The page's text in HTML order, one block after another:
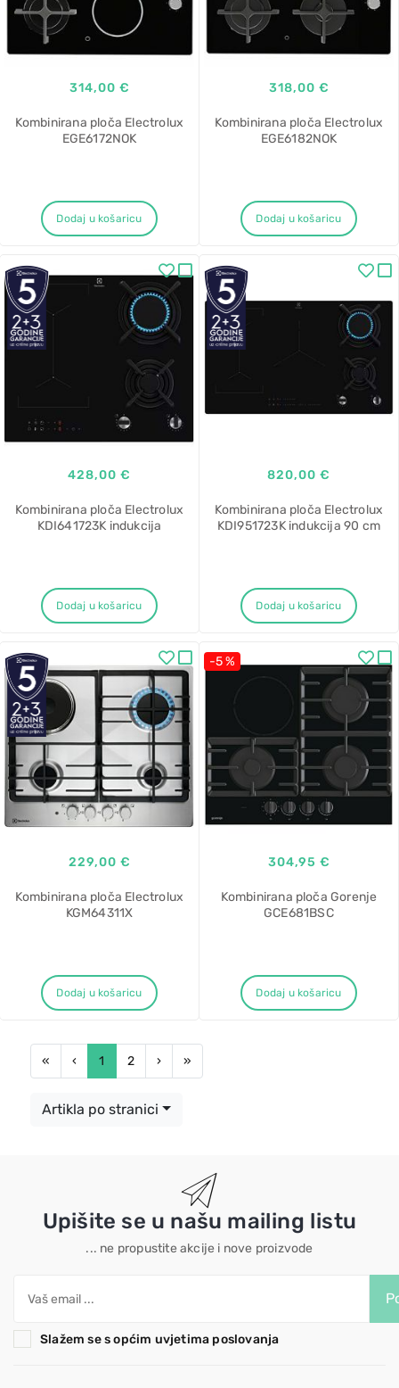
314,00 €
Kombinirana ploča Electrolux
EGE6172NOK
Dodaj u košaricu
318,00 €
Kombinirana ploča Electrolux
EGE6182NOK
Dodaj u košaricu
428,00 €
Kombinirana ploča Electrolux
KDI641723K indukcija
Dodaj u košaricu
820,00 €
Kombinirana ploča Electrolux
KDI951723K indukcija 90 cm
Dodaj u košaricu
229,00 €
Kombinirana ploča Electrolux
KGM64311X
Dodaj u košaricu
-5 %
304,95 €
Kombinirana ploča Gorenje
GCE681BSC
Dodaj u košaricu
« First‹Previous
1 2 ›Next»
Artikla po stranici
Upišite se u našu mailing listu
... ne propustite akcije i nove proizvode
Slažem se s općim uvjetima poslovanja